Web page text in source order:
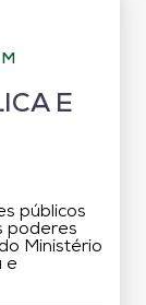
E
públicos
poderes
Ministério
e